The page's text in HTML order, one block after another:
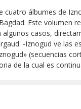
cuatro álbumes de
Este volumen
casos,
-Iznogud ve las
(secuencias
de la cual es